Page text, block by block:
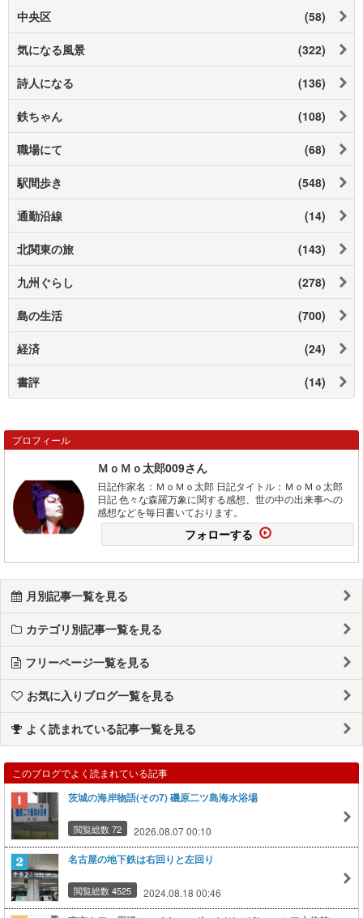
中央区 (58)
気になる風景 (322)
詩人になる (136)
鉄ちゃん (108)
職場にて (68)
駅間歩き (548)
通勤沿線 (14)
北関東の旅 (143)
九州ぐらし (278)
島の生活 (700)
経済 (24)
書評 (14)
プロフィール
ＭｏＭｏ太郎009さん
日記作家名：ＭｏＭｏ太郎 日記タイトル：ＭｏＭｏ太郎
日記 色々な森羅万象に関する感想、世の中の出来事への
感想などを毎日書いております。
フォローする
月別記事一覧を見る
カテゴリ別記事一覧を見る
フリーページ一覧を見る
お気に入りブログ一覧を見る
よく読まれている記事一覧を見る
このブログでよく読まれている記事
茨城の海岸物語(その7) 磯原二ツ島海水浴場
閲覧総数 72 2026.08.07 00:10
名古屋の地下鉄は右回りと左回り
閲覧総数 4525 2024.08.18 00:46